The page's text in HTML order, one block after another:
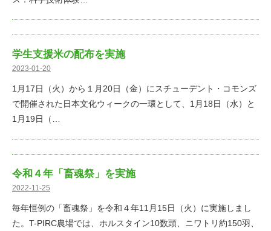
学生支援米の配布を実施
2023-01-20
1月17日（火）から１月20日（金）にスチューデント・コモンズ
で開催された日本文化ウィークの一環として、1月18日（水）と
1月19日（…
令和４年「畜魂祭」を実施
2022-11-25
毎年恒例の「畜魂祭」を令和４年11月15日（火）に実施しまし
た。T-PIRC農場では、ホルスタイン10数頭、ニワトリ約150羽、